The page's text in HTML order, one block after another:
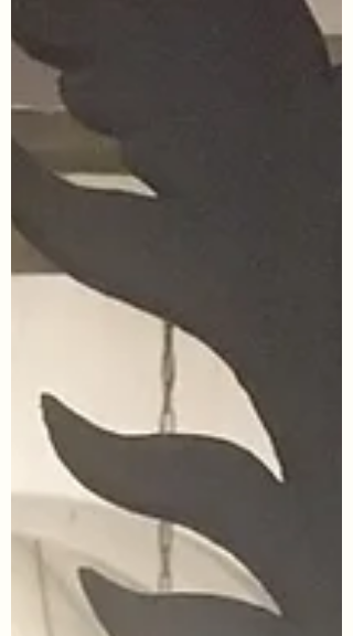
als een groot geschenk dat roeping en